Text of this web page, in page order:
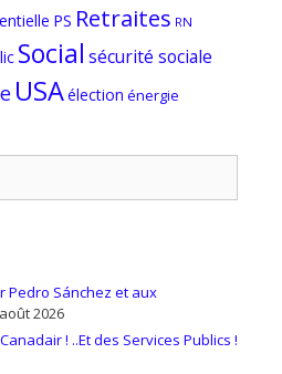
PS Retraites RN
Social sécurité sociale
USAélection énergie
Pedro Sánchez et aux
2026
! ..Et des Services Publics !